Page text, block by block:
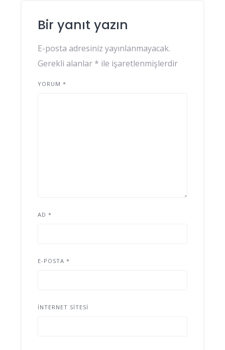
Bir yanıt yazın
E-posta adresiniz yayınlanmayacak.
Gerekli alanlar * ile işaretlenmişlerdir
YORUM *
AD *
E-POSTA *
İNTERNET SITESI